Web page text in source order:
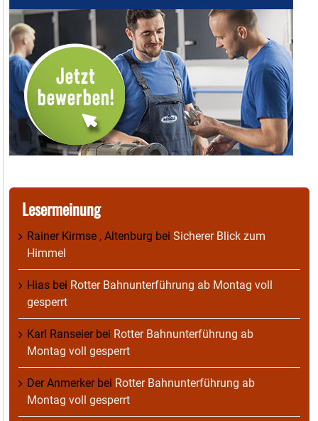
Lesermeinung
Rainer Kirmse , Altenburg bei Sicherer Blick zum
Himmel
Hias bei Rotter Bahnunterführung ab Montag voll
gesperrt
Karl Ranseierbei Rotter Bahnunterführung ab
Montag voll gesperrt
Der Anmerkerbei Rotter Bahnunterführung ab
Montag voll gesperrt